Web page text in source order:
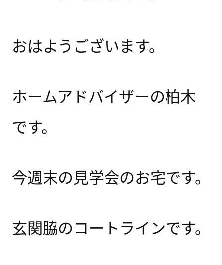
おはようございます。
ホームアドバイザーの柏木
です。
今週末の見学会のお宅です。
玄関脇のコートラインです。